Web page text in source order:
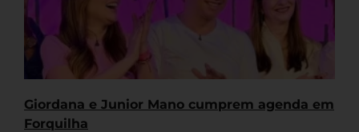
Giordana e Junior Mano cumprem agenda em
Forquilha